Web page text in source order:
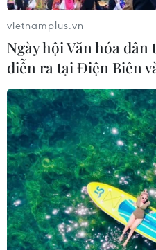
Mitsubishi muốn
thành năng lượng tại
07/11/2018 10:25
Tập đoàn Mitsubishi mong
những thách thức mà
trình phát triển, cụ thể là
rác, biến rác thải thành
vietnamplus.vn
Ngày hội Văn hóa
diễn ra tại Điện Biên